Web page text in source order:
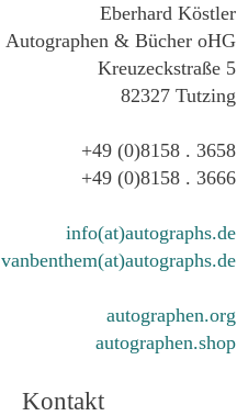
Eberhard Köstler
Autographen & Bücher oHG
Kreuzeckstraße 5
82327 Tutzing
+49 (0)8158 . 3658
+49 (0)8158 . 3666
info(at)autographs.de
vanbenthem(at)autographs.de
autographen.org
autographen.shop
Kontakt